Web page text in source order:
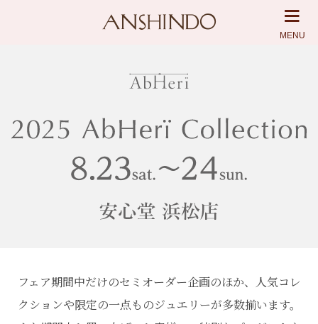
MENU
フェア期間中だけのセミオーダー企画のほか、人気コレ
クションや限定の一点ものジュエリーが多数揃います。